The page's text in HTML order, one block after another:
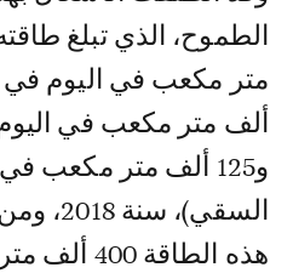
ألف متر مكعب في
و125 ألف متر مكعب
السقي)،
هذه